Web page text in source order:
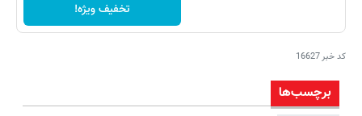
تخفیف ویژه!
کد خبر16627
برچسب‌ها